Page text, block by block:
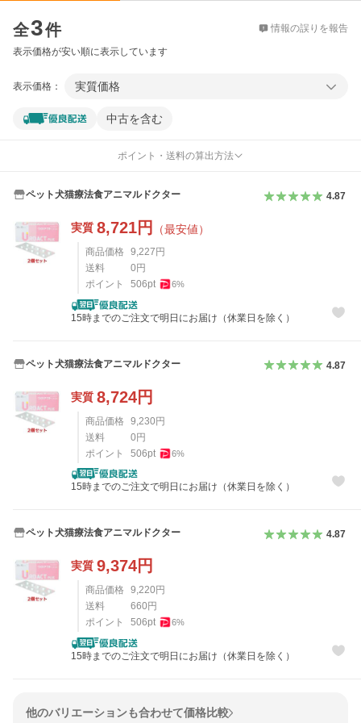
全3件 情報の誤りを報告
表示価格が安い順に表示しています
表示価格： 実質価格
中古を含む
ポイント・送料の算出方法
ペット犬猫療法食アニマルドクター 4.87
実質 8,721円 （最安値）
商品価格 9,227 円
送料
0 円
ポイント
506pt 6%
15時までのご注文で明日にお届け（休業日を除く）
ペット犬猫療法食アニマルドクター 4.87
実質 8,724円
商品価格 9,230円
送料
0円
ポイント
506pt 6%
15時までのご注文で明日にお届け（休業日を除く）
ペット犬猫療法食アニマルドクター 4.87
実質 9,374円
商品価格 9,220 円
送料
660 円
ポイント
506pt 6%
15時までのご注文で明日にお届け（休業日を除く）
他のバリエーションも合わせて価格比較